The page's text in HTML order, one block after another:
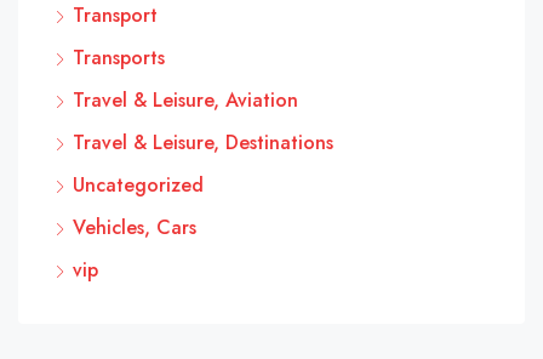
Transport
Transports
Travel & Leisure, Aviation
Travel & Leisure, Destinations
Uncategorized
Vehicles, Cars
vip